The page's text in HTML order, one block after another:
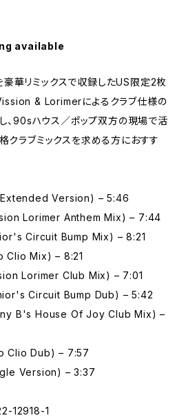
available
華リミックスで収録したUS限定2枚
& Lorimerによるクラブ仕様の
、90sハウス／ポップ双方の現場で活
クラブミックスを求める方におすす
Version) – 5:46
Lorimer Anthem Mix) – 7:44
Circuit Bump Mix) – 8:21
Clio Mix) – 8:21
Lorimer Club Mix) – 7:01
Circuit Bump Dub) – 5:42
B's House Of Joy Club Mix) –
Clio Dub) – 7:57
Version) – 3:37
12918-1